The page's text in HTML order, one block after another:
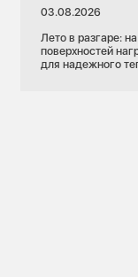
03.08.2026
Лето в разгаре:
поверхностей
для надежного